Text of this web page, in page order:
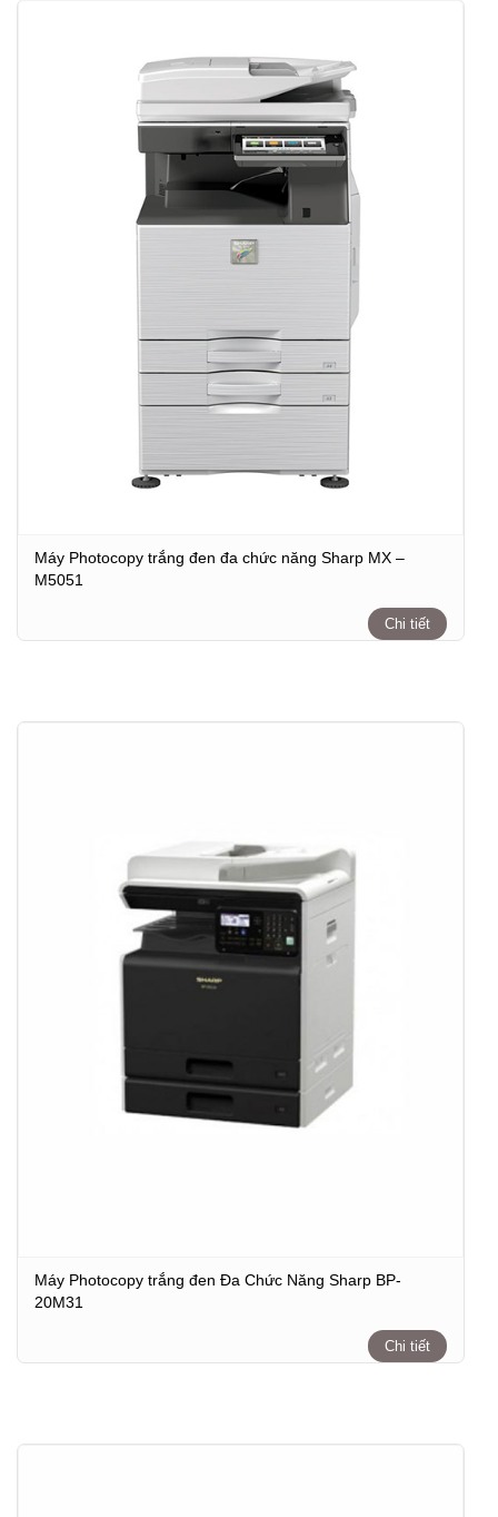
Máy Photocopy trắng đen đa chức năng Sharp MX –
M5051
Chi tiết
Máy Photocopy trắng đen Đa Chức Năng Sharp BP-
20M31
Chi tiết